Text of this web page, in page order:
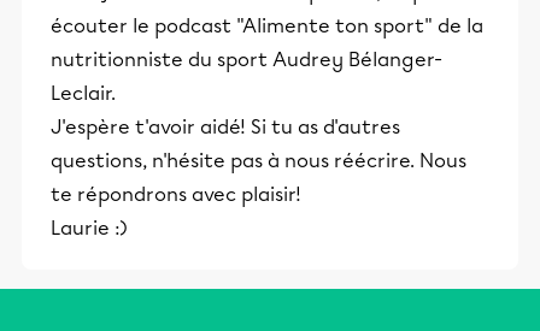
écouter le podcast "Alimente ton sport" de la
nutritionniste du sport Audrey Bélanger-
Leclair.
J'espère t'avoir aidé! Si tu as d'autres
questions, n'hésite pas à nous réécrire. Nous
te répondrons avec plaisir!
Laurie :)